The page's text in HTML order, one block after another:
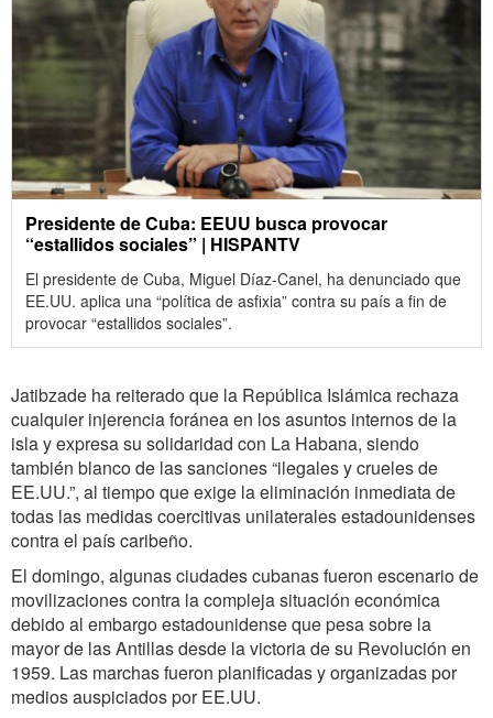
Presidente de Cuba: EEUU busca provocar
“estallidos sociales” | HISPANTV
El presidente de Cuba, Miguel Díaz-Canel, ha denunciado que
EE.UU. aplica una “política de asfixia” contra su país a fin de
provocar “estallidos sociales”.
Jatibzade ha reiterado que la República Islámica rechaza
cualquier injerencia foránea en los asuntos internos de la
isla y expresa su solidaridad con La Habana, siendo
también blanco de las sanciones “ilegales y crueles de
EE.UU.”, al tiempo que exige la eliminación inmediata de
todas las medidas coercitivas unilaterales estadounidenses
contra el país caribeño.
El domingo, algunas ciudades cubanas fueron escenario de
movilizaciones contra la compleja situación económica
debido al embargo estadounidense que pesa sobre la
mayor de las Antillas desde la victoria de su Revolución en
1959. Las marchas fueron planificadas y organizadas por
medios auspiciados por EE.UU.